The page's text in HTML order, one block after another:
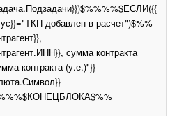
добавлен в расчет")$%%
сумма контракта
контракта (у.е.)"}}